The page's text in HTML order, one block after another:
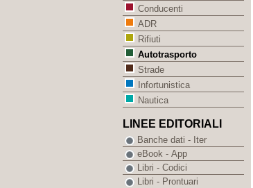
Conducenti
ADR
Rifiuti
Autotrasporto
Strade
Infortunistica
Nautica
LINEE EDITORIALI
Banche dati - Iter
eBook - App
Libri - Codici
Libri - Prontuari